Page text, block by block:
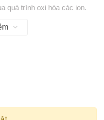
quá trình oxi hóa các ion.